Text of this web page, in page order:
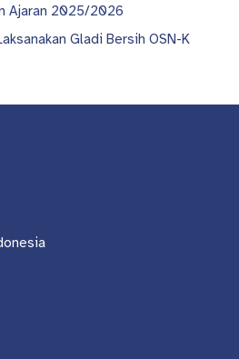
Ajaran 2025/2026
Gladi Bersih OSN-K